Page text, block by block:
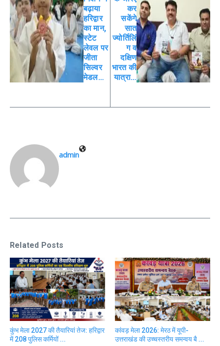
बढ़ाया
हरिद्वार
का मान,
स्टेट
लेवल पर
जीता
सिल्वर
मेडल…
कर
सकेंगे
सात
ज्योर्तिलिं
ग व
दक्षिण
भारत की
यात्रा…
admin
Related Posts
कुंभ मेला 2027 की तैयारियां तेज: हरिद्वार
में 208 पुलिस कर्मियों ...
कांवड़ मेला 2026: मेरठ में यूपी-
उत्तराखंड की उच्चस्तरीय समन्वय बै ...